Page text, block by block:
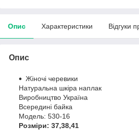
Опис Характеристики Відгуки
Опис
Жіночі черевики
Натуральна шкіра наплак
Виробництво Україна
Всередині байка
Модель: 530-16
Розміри: 37,38,41